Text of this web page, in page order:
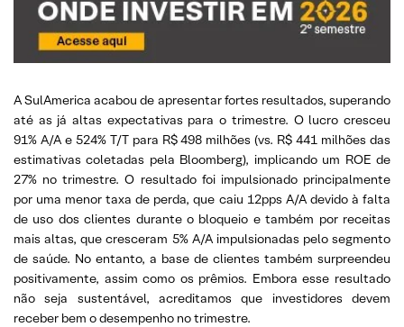
A SulAmerica acabou de apresentar fortes resultados, superando
até as já altas expectativas para o trimestre. O lucro cresceu
91% A/A e 524% T/T para R$ 498 milhões (vs. R$ 441 milhões das
estimativas coletadas pela Bloomberg), implicando um ROE de
27% no trimestre. O resultado foi impulsionado principalmente
por uma menor taxa de perda, que caiu 12pps A/A devido à falta
de uso dos clientes durante o bloqueio e também por receitas
mais altas, que cresceram 5% A/A impulsionadas pelo segmento
de saúde. No entanto, a base de clientes também surpreendeu
positivamente, assim como os prêmios. Embora esse resultado
não seja sustentável, acreditamos que investidores devem
receber bem o desempenho no trimestre.